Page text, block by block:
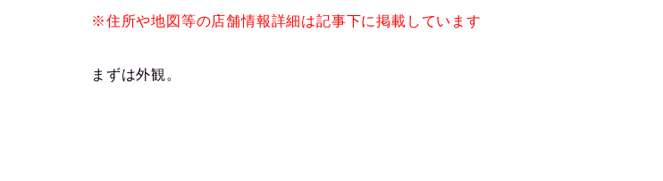
※住所や地図等の店舗情報詳細は記事下に掲載しています
まずは外観。